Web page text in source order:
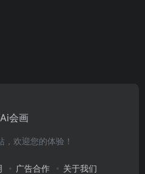
，欢迎您的体验！
广告合作 关于我们